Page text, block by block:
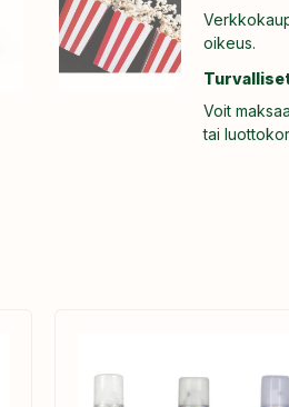
oikeus.
Voit
tai